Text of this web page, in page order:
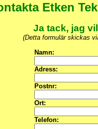
Etken
Ja tack, jag
(Detta formulär skickas
Namn:
Adress:
Postnr:
Ort:
Telefon: